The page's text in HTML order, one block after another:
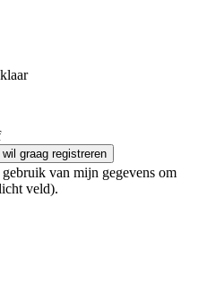
wil graag registreren
van mijn gegevens om
veld).